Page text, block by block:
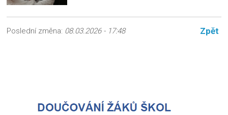
Poslední změna: 08.03.2026 - 17:48 Zpět